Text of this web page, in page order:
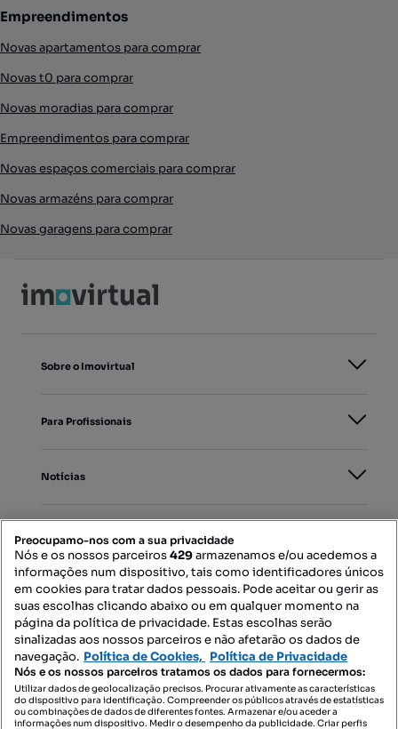
Empreendimentos
Novas apartamentos para comprar
Novas t0 para comprar
Novas moradias para comprar
Empreendimentos para comprar
Novas espaços comerciais para comprar
Novas armazéns para comprar
Novas garagens para comprar
Sobre o Imovirtual
Para Profissionais
Notícias
Mapa do Site
Contacte-nos
SIGA-NOS:
Preocupamo-nos com a sua privacidade
Nós e os nossos parceiros429armazenamos e/ou acedemos a
informações num dispositivo, tais como identificadores únicos
em cookies para tratar dados pessoais. Pode aceitar ou gerir as
suas escolhas clicando abaixo ou em qualquer momento na
página da política de privacidade. Estas escolhas serão
sinalizadas aos nossos parceiros e não afetarão os dados de
navegação. Política de Cookies, Política de Privacidade
Nós e os nossos parceiros tratamos os dados para fornecermos:
Utilizar dados de geolocalização precisos. Procurar ativamente as características
do dispositivo para identificação. Compreender os públicos através de estatísticas
ou combinações de dados de diferentes fontes. Armazenar e/ou aceder a
informações num dispositivo. Medir o desempenho da publicidade. Criar perfis